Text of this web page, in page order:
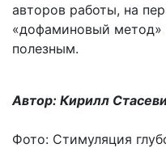
авторов работы, на
«дофаминовый метод»
полезным.
Автор: Кирилл
Фото: Стимуляция